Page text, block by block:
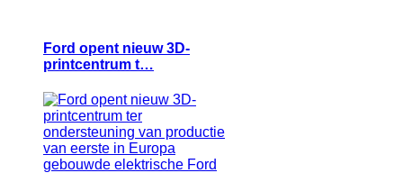
Ford opent nieuw 3D-
printcentrum t…